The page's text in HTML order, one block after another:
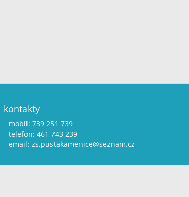
kontakty
mobil: 739 251 739
telefon: 461 743 239
email: zs.pustakamenice@seznam.cz